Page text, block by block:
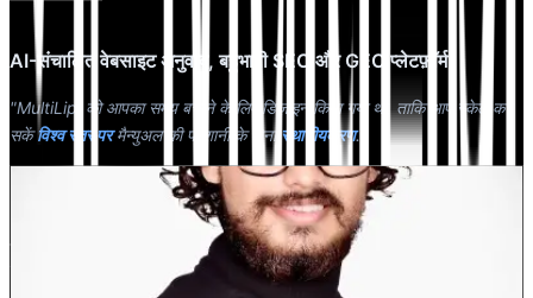
AI-संचालित वेबसाइट अनुवाद, बहुभाषी SEO और GEO प्लेटफ़ॉर्म
"MultiLipi को आपका समय बचाने के लिए डिज़ाइन किया गया था, ताकि आप स्केल कर
सकेंविश्व स्तर परमैन्युअल की परेशानी के बिना स्थानीयकरण."